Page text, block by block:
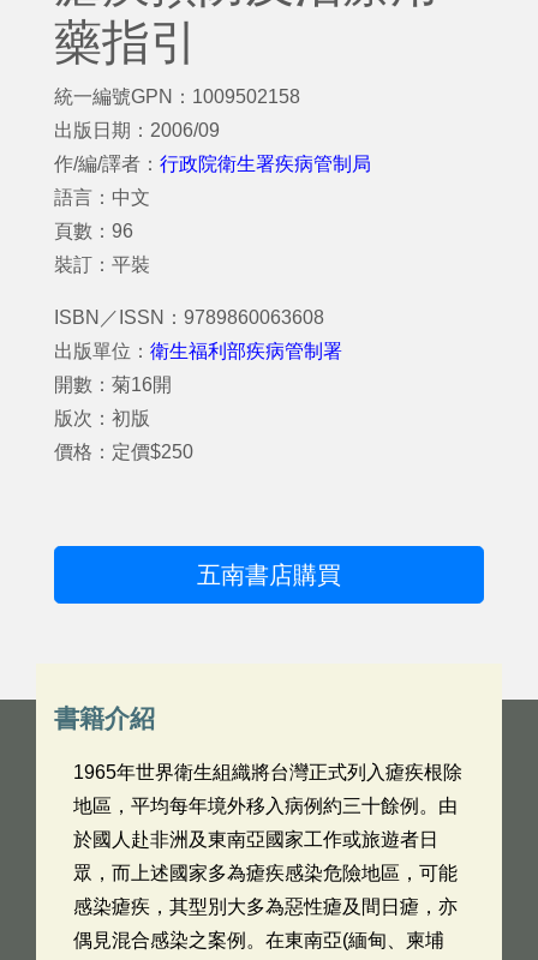
藥指引
統一編號GPN：1009502158
出版日期：2006/09
作/編/譯者： 行政院衛生署疾病管制局
語言：中文
頁數：96
裝訂：平裝
ISBN／ISSN：9789860063608
出版單位： 衛生福利部疾病管制署
開數：菊16開
版次：初版
價格：定價$250
五南書店購買
書籍介紹
1965年世界衛生組織將台灣正式列入瘧疾根除
地區，平均每年境外移入病例約三十餘例。由
於國人赴非洲及東南亞國家工作或旅遊者日
眾，而上述國家多為瘧疾感染危險地區，可能
感染瘧疾，其型別大多為惡性瘧及間日瘧，亦
偶見混合感染之案例。在東南亞(緬甸、柬埔